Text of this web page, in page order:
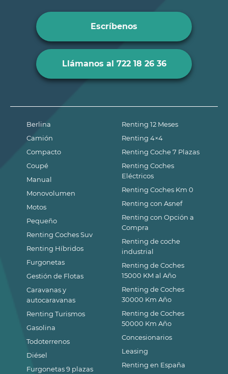
Escríbenos
Llámanos al 722 18 26 36
Berlina
Camión
Compacto
Coupé
Manual
Monovolumen
Motos
Pequeño
Renting Coches Suv
Renting Híbridos
Furgonetas
Gestión de Flotas
Caravanas y
autocaravanas
Renting Turismos
Gasolina
Todoterrenos
Diésel
Furgonetas 9 plazas
Renting 12 Meses
Renting 4×4
Renting Coche 7 Plazas
Renting Coches
Eléctricos
Renting Coches Km 0
Renting con Asnef
Renting con Opción a
Compra
Renting de coche
industrial
Renting de Coches
15000 KM al Año
Renting de Coches
30000 Km Año
Renting de Coches
50000 Km Año
Concesionarios
Leasing
Renting en España